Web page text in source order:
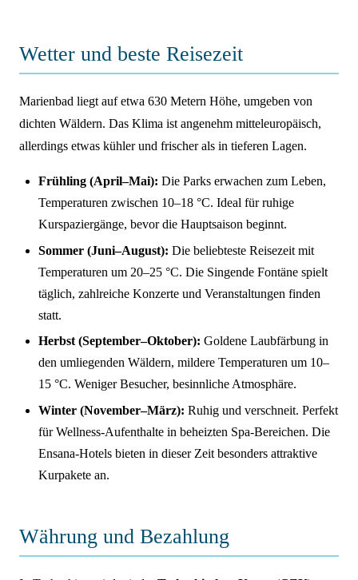
Wetter und beste Reisezeit
Marienbad liegt auf etwa 630 Metern Höhe, umgeben von
dichten Wäldern. Das Klima ist angenehm mitteleuropäisch,
allerdings etwas kühler und frischer als in tieferen Lagen.
Frühling (April–Mai): Die Parks erwachen zum Leben,
Temperaturen zwischen 10–18 °C. Ideal für ruhige
Kurspaziergänge, bevor die Hauptsaison beginnt.
Sommer (Juni–August): Die beliebteste Reisezeit mit
Temperaturen um 20–25 °C. Die Singende Fontäne spielt
täglich, zahlreiche Konzerte und Veranstaltungen finden
statt.
Herbst (September–Oktober): Goldene Laubfärbung in
den umliegenden Wäldern, mildere Temperaturen um 10–
15 °C. Weniger Besucher, besinnliche Atmosphäre.
Winter (November–März): Ruhig und verschneit. Perfekt
für Wellness-Aufenthalte in beheizten Spa-Bereichen. Die
Ensana-Hotels bieten in dieser Zeit besonders attraktive
Kurpakete an.
Währung und Bezahlung